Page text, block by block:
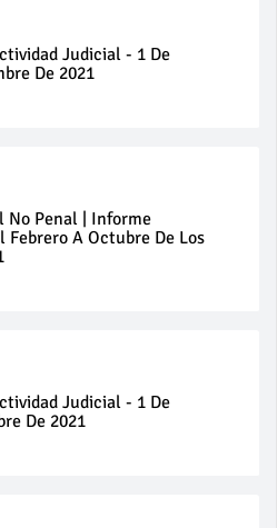
Judicial - 1 De
De 2021
No Penal | Informe
A Octubre De Los
Judicial - 1 De
De 2021